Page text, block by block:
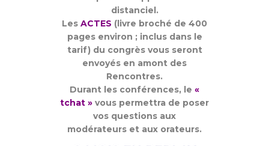
distanciel.
Les ACTES (livre broché de 400
pages environ ; inclus dans le
tarif) du congrès vous seront
envoyés en amont des
Rencontres.
Durant les conférences, le «
tchat » vous permettra de poser
vos questions aux
modérateurs et aux orateurs.